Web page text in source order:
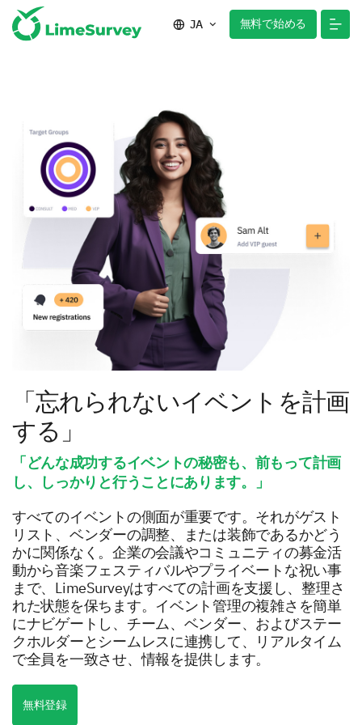
JA 無料で始める
「忘れられないイベントを計画
する」
「どんな成功するイベントの秘密も、前もって計画
し、しっかりと行うことにあります。」
すべてのイベントの側面が重要です。それがゲスト
リスト、ベンダーの調整、または装飾であるかどう
かに関係なく。企業の会議やコミュニティの募金活
動から音楽フェスティバルやプライベートな祝い事
まで、LimeSurveyはすべての計画を支援し、整理さ
れた状態を保ちます。イベント管理の複雑さを簡単
にナビゲートし、チーム、ベンダー、およびステー
クホルダーとシームレスに連携して、リアルタイム
で全員を一致させ、情報を提供します。
無料登録